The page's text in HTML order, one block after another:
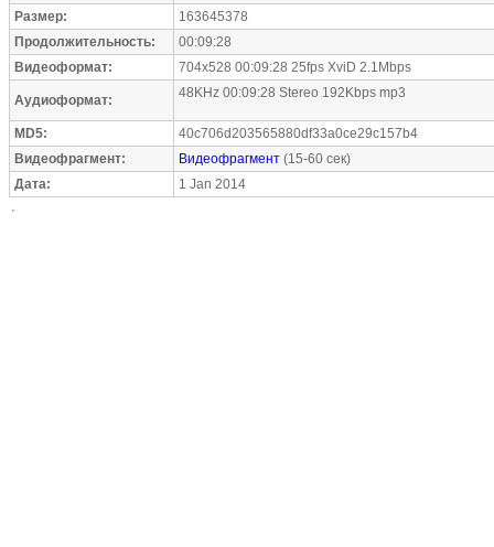
Размер:
163645378
Продолжительность:
00:09:28
Видеоформат:
704x528 00:09:28 25fps XviD 2.1Mbps
Аудиоформат: 48KHz 00:09:28 Stereo 192Kbps mp3
MD5:
40c706d203565880df33a0ce29c157b4
Видеофрагмент:
Видеофрагмент (15-60 сек)
Дата:
1 Jan 2014